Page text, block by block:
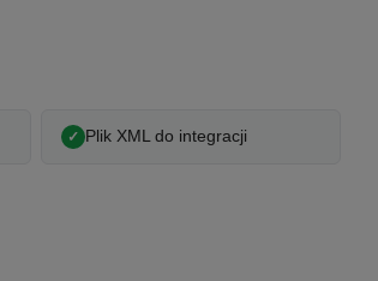
Plik XML do integracji